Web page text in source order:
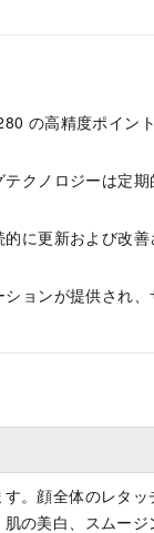
の高精度ポイン
クノロジーは定
に更新および改
ョンが提供され
。顔全体のレタ
の美白、スムー